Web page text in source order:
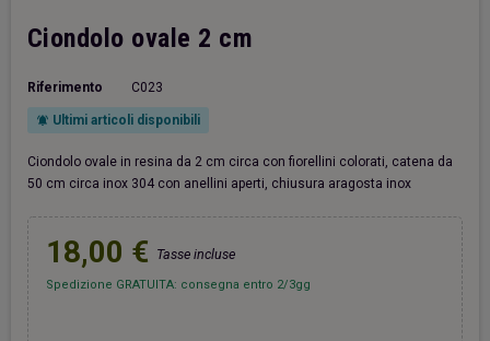
Ciondolo ovale 2 cm
Riferimento C023
notifications_active Ultimi articoli disponibili
Ciondolo ovale in resina da 2 cm circa con fiorellini colorati, catena da
50 cm circa inox 304 con anellini aperti, chiusura aragosta inox
18,00 € Tasse incluse
Spedizione GRATUITA: consegna entro 2/3gg